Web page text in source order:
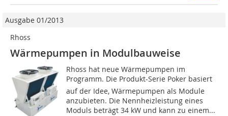
Ausgabe 01/2013
Rhoss
Wärmepumpen in Modulbauweise
Rhoss hat neue Wärmepumpen im
Programm. Die Produkt-Serie Poker basiert
auf der Idee, Wärmepumpen als Module
anzubieten. Die Nennheizleistung eines
Moduls beträgt 34 kW und kann zu einem...